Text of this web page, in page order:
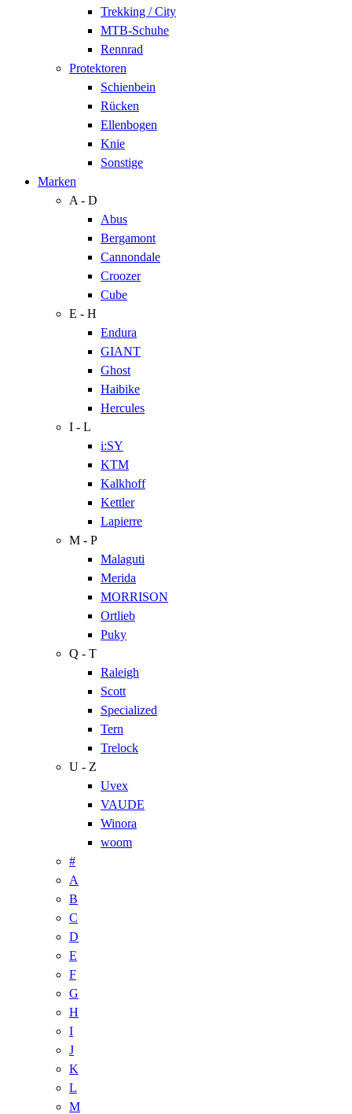
Trekking / City
MTB-Schuhe
Rennrad
Protektoren
Schienbein
Rücken
Ellenbogen
Knie
Sonstige
Marken
A - D
Abus
Bergamont
Cannondale
Croozer
Cube
E - H
Endura
GIANT
Ghost
Haibike
Hercules
I - L
i:SY
KTM
Kalkhoff
Kettler
Lapierre
M - P
Malaguti
Merida
MORRISON
Ortlieb
Puky
Q - T
Raleigh
Scott
Specialized
Tern
Trelock
U - Z
Uvex
VAUDE
Winora
woom
#
A
B
C
D
E
F
G
H
I
J
K
L
M